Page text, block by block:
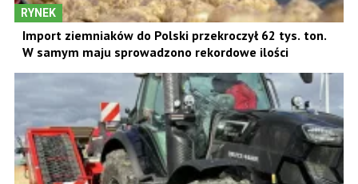
RYNEK
Import ziemniaków do Polski przekroczył 62 tys. ton.
W samym maju sprowadzono rekordowe ilości